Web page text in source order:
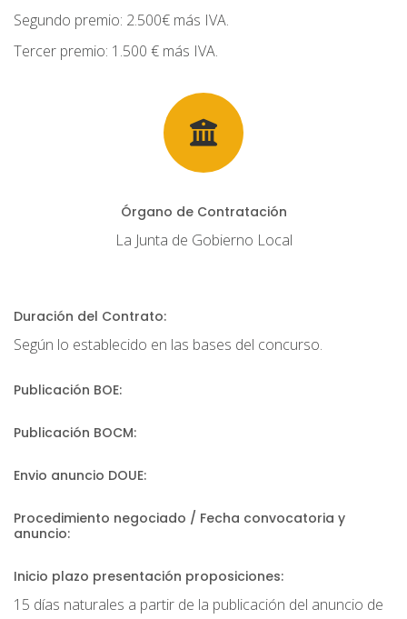
Segundo premio: 2.500€ más IVA.
Tercer premio: 1.500 € más IVA.
Órgano de Contratación
La Junta de Gobierno Local
Duración del Contrato:
Según lo establecido en las bases del concurso.
Publicación BOE:
Publicación BOCM:
Envio anuncio DOUE:
Procedimiento negociado / Fecha convocatoria y
anuncio:
Inicio plazo presentación proposiciones:
15 días naturales a partir de la publicación del anuncio de